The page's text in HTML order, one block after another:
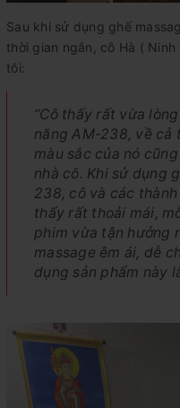
Sau khi sử dụng ghế
thời gian ngắn, cô Hà (
tôi:
“Cô thấy rất vừa
năng AM-238, về cả
màu sắc của nó
nhà cô. Khi sử dụng
238, cô và các
thấy rất thoải mái,
phim vừa tận hưởng
massage êm ái, dễ
dụng sản phẩm này